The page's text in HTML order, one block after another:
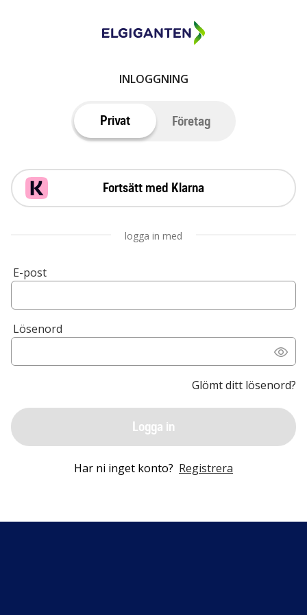
INLOGGNING
Privat Företag
Fortsätt med Klarna
logga in med
E-post
Lösenord
Glömt ditt lösenord?
Logga in
Har ni inget konto? Registrera